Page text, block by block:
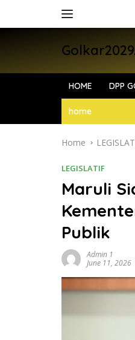
HOME DPP
home
Home
LEGISLATIF
Maruli
Publik
Admin 1
June 11, 2026